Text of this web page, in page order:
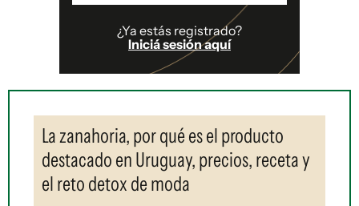
¿Ya estás registrado?
Iniciá sesión aquí
La zanahoria, por qué es el producto
destacado en Uruguay, precios, receta y
el reto detox de moda